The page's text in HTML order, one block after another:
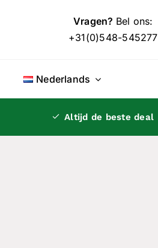
Vragen? Bel ons:
+31(0)548-545277
Nederlands
Altijd de beste deal